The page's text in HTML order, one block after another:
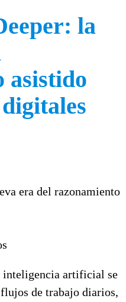
la
asistido
inteligencia artificial se
de trabajo diarios,